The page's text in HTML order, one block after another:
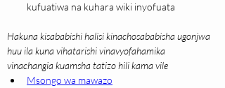
kufuatiwa na kuhara wiki inyofuata
Hakuna kisababishi halisi kinachosababisha ugonjwa
huu ila kuna vihatarishi vinavyofahamika
vinachangia kuamsha tatizo hili kama vile
Msongo wa mawazo